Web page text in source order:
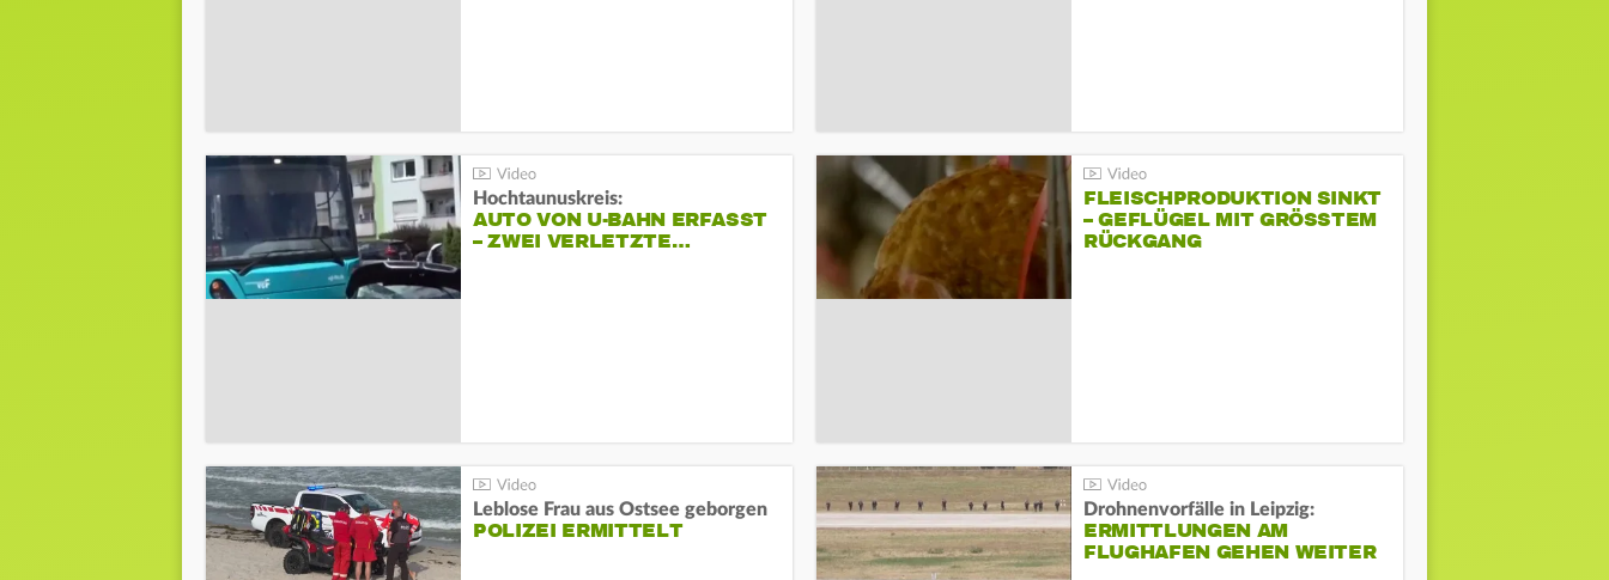
Hochtaunuskreis:
AUTO VON U-BAHN ERFASST
– ZWEI VERLETZTE…
FLEISCHPRODUKTION SINKT
– GEFLÜGEL MIT GRÖSSTEM R
ÜCKGANG
Leblose Frau aus Ostsee geborgen
POLIZEI ERMITTELT
Drohnenvorfälle in Leipzig:
ERMITTLUNGEN AM
FLUGHAFEN GEHEN WEITER